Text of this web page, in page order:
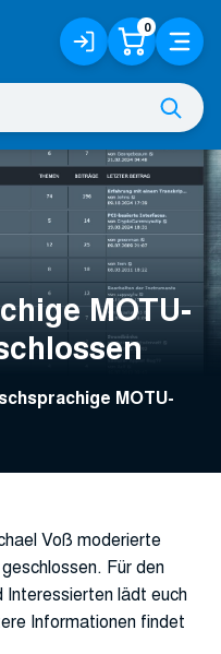
Anmelden
/
Registrieren
0 Menü
MOTU-
MOTU-
Voß moderierte
Für den
Interessierten lädt euch
Informationen findet